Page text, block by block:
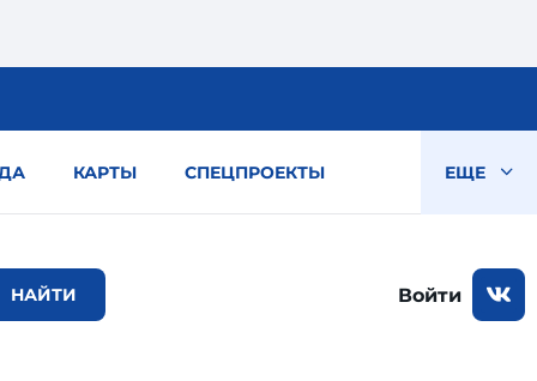
КАРТЫ СПЕЦПРОЕКТЫ ЕЩЕ
Войти